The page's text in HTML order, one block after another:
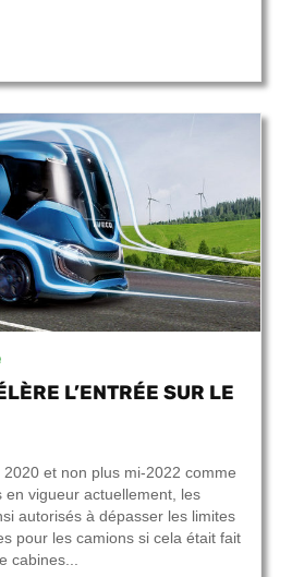
L’ENTRÉE SUR LE
et non plus mi-2022 comme
en vigueur actuellement, les
autorisés à dépasser les limites
pour les camions si cela était fait
cabines...